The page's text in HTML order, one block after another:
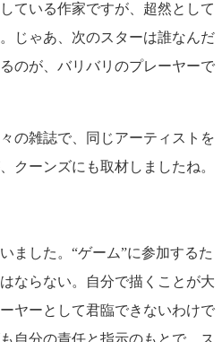
ている作家ですが、超然として
じゃあ、次のスターは誰なんだ
のが、バリバリのプレーヤーで
の雑誌で、同じアーティストを
クーンズにも取材しましたね。
ました。“ゲーム”に参加するた
ならない。自分で描くことが大
ヤーとして君臨できないわけで